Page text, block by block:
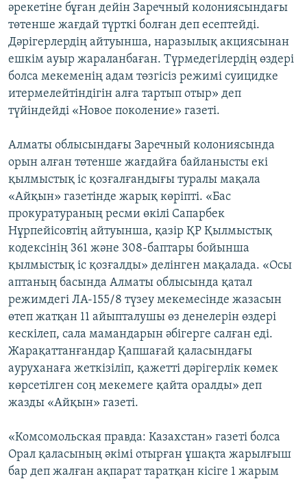
әрекетіне бұған дейін Заречный колониясындағы
төтенше жағдай түрткі болған деп есептейді.
Дәрігерлердің айтуынша, наразылық акциясынан
ешкім ауыр жараланбаған. Түрмедегілердің өздері
болса мекеменің адам төзгісіз режимі суицидке
итермелейтіндігін алға тартып отыр» деп
түйіндейді «Новое поколение» газеті.
Алматы облысындағы Заречный колониясында
орын алған төтенше жағдайға байланысты екі
қылмыстық іс қозғалғандығы туралы мақала
«Айқын» газетінде жарық көріпті. «Бас
прокуратураның ресми өкілі Сапарбек
Нұрпейісовтің айтуынша, қазір ҚР Қылмыстық
кодексінің 361 және 308-баптары бойынша
қылмыстық іс қозғалды» делінген мақалада. «Осы
аптаның басында Алматы облысында қатал
режимдегі ЛА-155/8 түзеу мекемесінде жазасын
өтеп жатқан 11 айыпталушы өз денелерін өздері
кескілеп, сала мамандарын әбігерге салған еді.
Жарақаттанғандар Қапшағай қаласындағы
ауруханаға жеткізіліп, қажетті дәрігерлік көмек
көрсетілген соң мекемеге қайта оралды» деп
жазды «Айқын» газеті.
«Комсомольская правда: Казахстан» газеті болса
Орал қаласының әкімі отырған ұшақта жарылғыш
бар деп жалған ақпарат таратқан кісіге 1 жарым